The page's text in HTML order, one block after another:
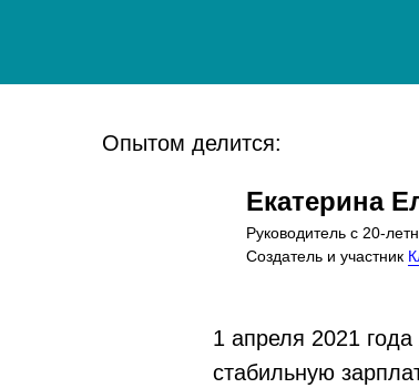
Опытом делится:
Екатерина
Руководитель с 20-
Создатель и участник
1 апреля 2021
стабильную